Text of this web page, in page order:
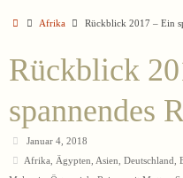
StartAfrika Rückblick 2017 – Ein
Rückblick
spannendes
Januar 4, 2018
Afrika
Ägypten Asien Deutschland